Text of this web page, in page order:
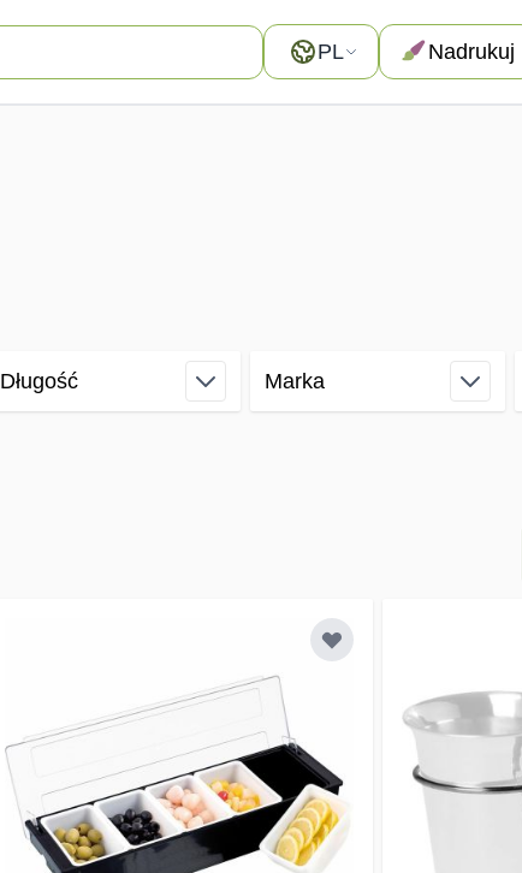
Język
PL Nadrukuj
Długość
filter
Marka
filter